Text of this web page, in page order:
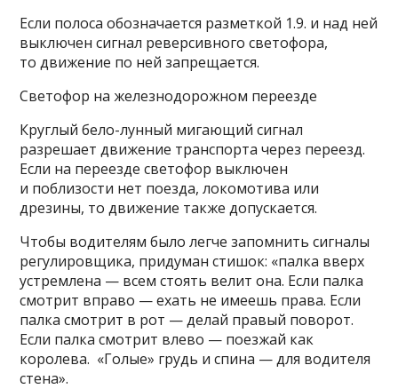
Если полоса обозначается разметкой 1.9. и над ней
выключен сигнал реверсивного светофора,
то движение по ней запрещается.
Светофор на железнодорожном переезде
Круглый бело-лунный мигающий сигнал
разрешает движение транспорта через переезд.
Если на переезде светофор выключен
и поблизости нет поезда, локомотива или
дрезины, то движение также допускается.
Чтобы водителям было легче запомнить сигналы
регулировщика, придуман стишок: «палка вверх
устремлена — всем стоять велит она. Если палка
смотрит вправо — ехать не имеешь права. Если
палка смотрит в рот — делай правый поворот.
Если палка смотрит влево — поезжай как
королева. «Голые» грудь и спина — для водителя
стена».